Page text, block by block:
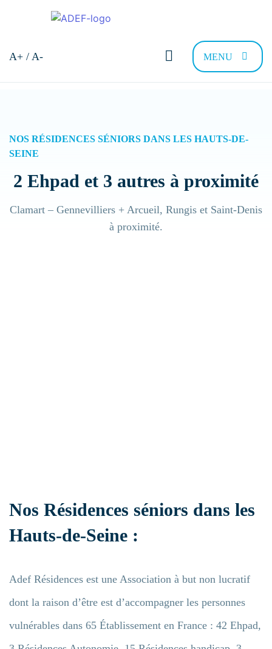
A+ / A- MENU
NOS RÉSIDENCES SÉNIORS DANS LES HAUTS-DE-
SEINE
2 Ehpad et 3 autres à proximité
Clamart – Gennevilliers + Arcueil, Rungis et Saint-Denis
à proximité.
Nos Résidences séniors dans les
Hauts-de-Seine :
Adef Résidences est une Association à but non lucratif
dont la raison d’être est d’accompagner les personnes
vulnérables dans 65 Établissement en France : 42 Ehpad,
Bonjour et bienvenue !
Trouver sa résidence Nous recrutons FAQ
Quel type de Résidence recherchez-vous